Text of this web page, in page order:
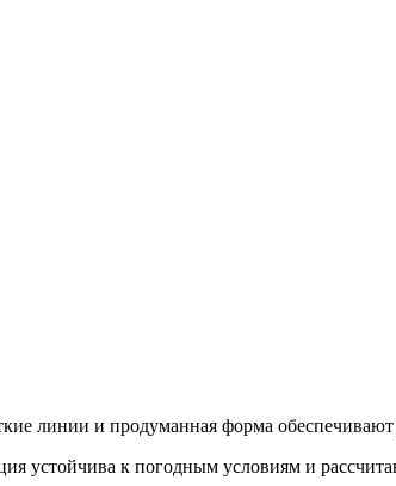
линии и продуманная форма обеспечивают
устойчива к погодным условиям и